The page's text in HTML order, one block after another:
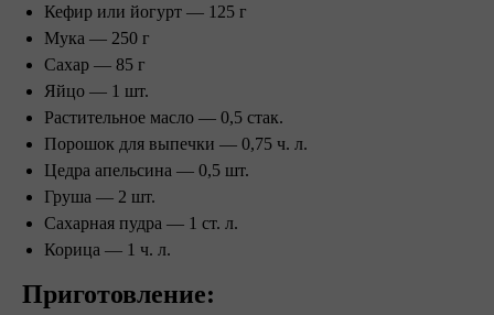
Кефир или йогурт — 125 г
Мука — 250 г
Сахар — 85 г
Яйцо — 1 шт.
Растительное масло — 0,5 стак.
Порошок для выпечки — 0,75 ч. л.
Цедра апельсина — 0,5 шт.
Груша — 2 шт.
Сахарная пудра — 1 ст. л.
Корица — 1 ч. л.
Приготовление: